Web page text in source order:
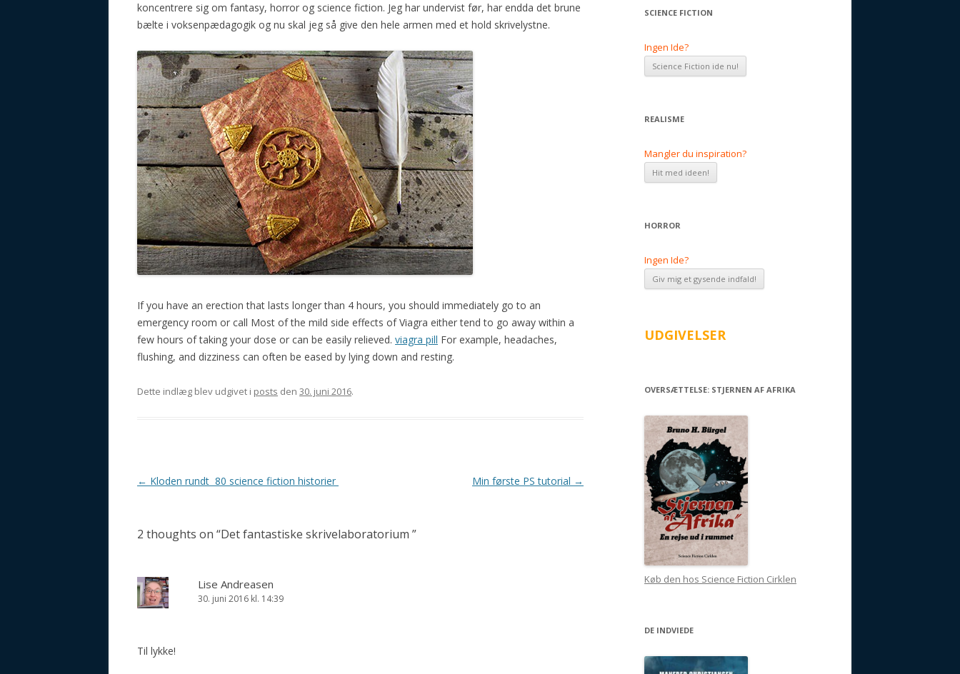
koncentrere sig om fantasy, horror og science fiction. Jeg har undervist før, har endda det brune
bælte i voksenpædagogik og nu skal jeg så give den hele armen med et hold skrivelystne.
If you have an erection that lasts longer than 4 hours, you should immediately go to an
emergency room or call Most of the mild side effects of Viagra either tend to go away within a
few hours of taking your dose or can be easily relieved. viagra pill For example, headaches,
flushing, and dizziness can often be eased by lying down and resting.
Dette indlæg blev udgivet i posts den 30. juni 2016.
Indlægsnavigation
← Kloden rundt 80 science fiction historier Min første PS tutorial →
2 thoughts on “Det fantastiske skrivelaboratorium ”
Lise Andreasen
30. juni 2016 kl. 14:39
Til lykke!
SCIENCE FICTION
Ingen Ide?
REALISME
Mangler du inspiration?
HORROR
Ingen Ide?
UDGIVELSER
OVERSÆTTELSE: STJERNEN AF AFRIKA
Køb den hos Science Fiction Cirklen
DE INDVIEDE